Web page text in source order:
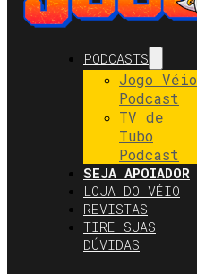
PODCASTS
Jogo Véio
Podcast
TV de
Tubo
Podcast
SEJA APOIADOR
LOJA DO VÉIO
REVISTAS
TIRE SUAS
DÚVIDAS